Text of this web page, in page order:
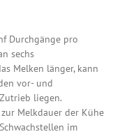
Durchgänge pro
sechs
Melken länger, kann
vor- und
liegen.
Melkdauer der Kühe
im